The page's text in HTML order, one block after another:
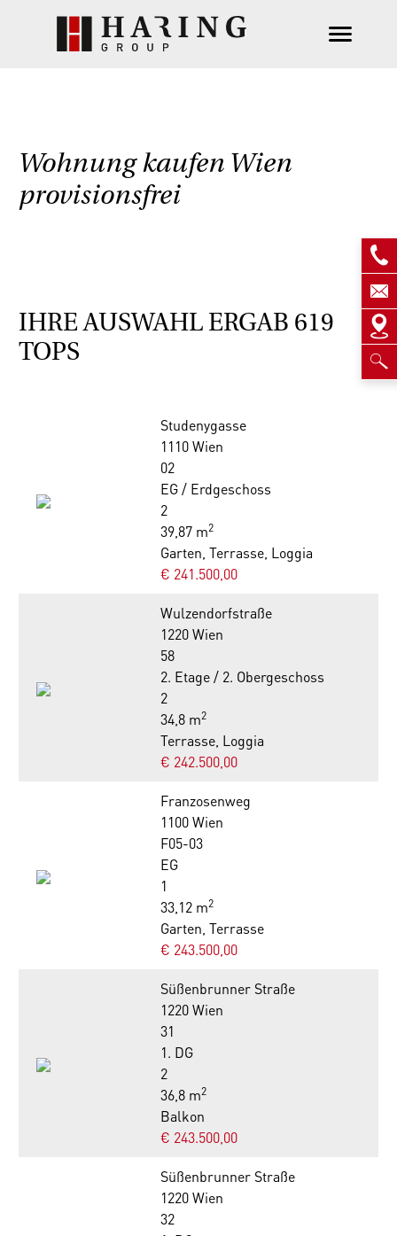
Wohnung kaufen Wien
provisionsfrei
IHRE AUSWAHL ERGAB 619
TOPS
Studenygasse
1110 Wien
02
EG / Erdgeschoss
2
39,87 m2
Garten, Terrasse, Loggia
€ 241.500,00
Wulzendorfstraße
1220 Wien
58
2. Etage / 2. Obergeschoss
2
34,8 m2
Terrasse, Loggia
€ 242.500,00
Franzosenweg
1100 Wien
F05-03
EG
1
33,12 m2
Garten, Terrasse
€ 243.500,00
Süßenbrunner Straße
1220 Wien
31
1. DG
2
36,8 m2
Balkon
€ 243.500,00
Süßenbrunner Straße
1220 Wien
32